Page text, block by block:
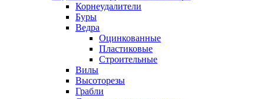
Корнеудалители
Буры
Ведра
Оцинкованные
Пластиковые
Строительные
Вилы
Высоторезы
Грабли